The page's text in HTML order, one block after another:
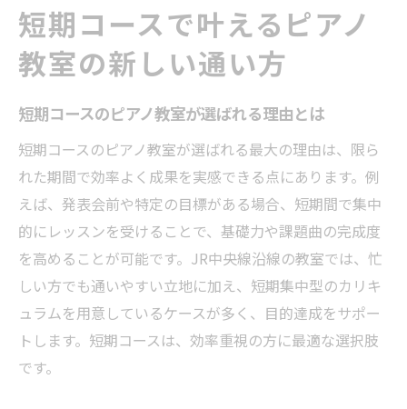
し方
短期集中型ピアノ教室のメリットと注意点
ピアノ教室選びで大切なポイントを押さえ
る方法
通いやすさを重視したピアノ教室の選び方
JR中央線沿線に多いピアノ教室の特徴を紹
介
体験レッスンで分かるピアノ教室の雰囲気
とは
ピアノ教室選びに役立つ口コミや評判の活
用法
短期コースで叶えるピアノ
教室の新しい通い方
短期コースのピアノ教室が選ばれる理由とは
短期コースのピアノ教室が選ばれる最大の理由は、限ら
れた期間で効率よく成果を実感できる点にあります。例
えば、発表会前や特定の目標がある場合、短期間で集中
的にレッスンを受けることで、基礎力や課題曲の完成度
を高めることが可能です。JR中央線沿線の教室では、忙
しい方でも通いやすい立地に加え、短期集中型のカリキ
ュラムを用意しているケースが多く、目的達成をサポー
トします。短期コースは、効率重視の方に最適な選択肢
です。